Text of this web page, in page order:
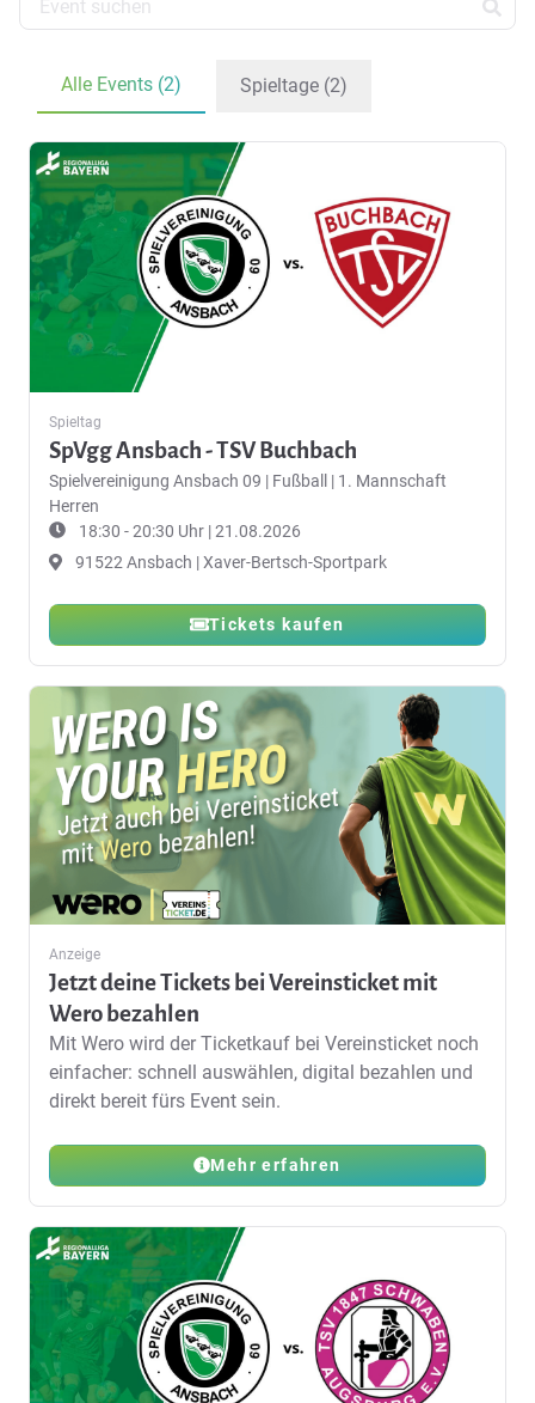
Alle Events (2) Spieltage (2)
Spieltag
SpVgg Ansbach - TSV Buchbach
Spielvereinigung Ansbach 09 | Fußball | 1. Mannschaft
Herren
18:30 - 20:30 Uhr | 21.08.2026
91522 Ansbach | Xaver-Bertsch-Sportpark
Tickets kaufen
Anzeige
Jetzt deine Tickets bei Vereinsticket mit
Wero bezahlen
Mit Wero wird der Ticketkauf bei Vereinsticket noch
einfacher: schnell auswählen, digital bezahlen und
direkt bereit fürs Event sein.
Mehr erfahren